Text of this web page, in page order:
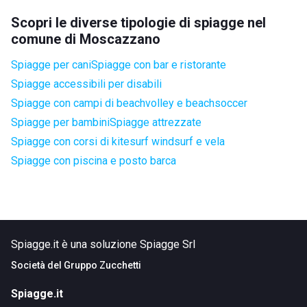
Scopri le diverse tipologie di spiagge nel
comune di Moscazzano
Spiagge per caniSpiagge con bar e ristorante
Spiagge accessibili per disabili
Spiagge con campi di beachvolley e beachsoccer
Spiagge per bambiniSpiagge attrezzate
Spiagge con corsi di kitesurf windsurf e vela
Spiagge con piscina e posto barca
Spiagge.it è una soluzione Spiagge Srl
Società del Gruppo Zucchetti
Spiagge.it